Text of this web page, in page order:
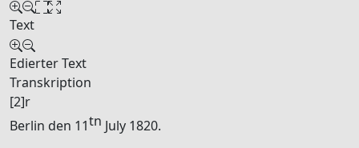
Text
Edierter Text
Transkription
[2]r
Berlin den 11tn July 1820.